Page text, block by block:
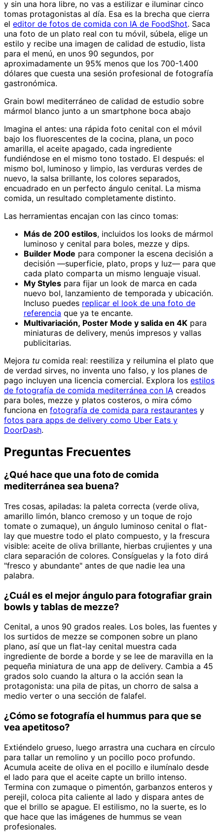
y sin una hora libre, no vas a estilizar e iluminar cinco
tomas protagonistas al día. Esa es la brecha que cierra
el editor de fotos de comida con IA de FoodShot. Saca
una foto de un plato real con tu móvil, súbela, elige un
estilo y recibe una imagen de calidad de estudio, lista
para el menú, en unos 90 segundos, por
aproximadamente un 95% menos que los 700-1.400
dólares que cuesta una sesión profesional de fotografía
gastronómica.
Grain bowl mediterráneo de calidad de estudio sobre
mármol blanco junto a un smartphone boca abajo
Imagina el antes: una rápida foto cenital con el móvil
bajo los fluorescentes de la cocina, plana, un poco
amarilla, el aceite apagado, cada ingrediente
fundiéndose en el mismo tono tostado. El después: el
mismo bol, luminoso y limpio, las verduras verdes de
nuevo, la salsa brillante, los colores separados,
encuadrado en un perfecto ángulo cenital. La misma
comida, un resultado completamente distinto.
Las herramientas encajan con las cinco tomas:
Más de 200 estilos, incluidos los looks de mármol
luminoso y cenital para boles, mezze y dips.
Builder Mode para componer la escena decisión a
decisión —superficie, plato, props y luz— para que
cada plato comparta un mismo lenguaje visual.
My Styles para fijar un look de marca en cada
nuevo bol, lanzamiento de temporada y ubicación.
Incluso puedes replicar el look de una foto de
referencia que ya te encante.
Multivariación, Poster Mode y salida en 4K para
miniaturas de delivery, menús impresos y vallas
publicitarias.
Mejora tu comida real: reestiliza y reilumina el plato que
de verdad sirves, no inventa uno falso, y los planes de
pago incluyen una licencia comercial. Explora los estilos
de fotografía de comida mediterránea con IA creados
para boles, mezze y platos costeros, o mira cómo
funciona en fotografía de comida para restaurantes y
fotos para apps de delivery como Uber Eats y
DoorDash.
Preguntas Frecuentes
¿Qué hace que una foto de comida
mediterránea sea buena?
Tres cosas, apiladas: la paleta correcta (verde oliva,
amarillo limón, blanco cremoso y un toque de rojo
tomate o zumaque), un ángulo luminoso cenital o flat-
lay que muestre todo el plato compuesto, y la frescura
visible: aceite de oliva brillante, hierbas crujientes y una
clara separación de colores. Consíguelas y la foto dirá
"fresco y abundante" antes de que nadie lea una
palabra.
¿Cuál es el mejor ángulo para fotografiar grain
bowls y tablas de mezze?
Cenital, a unos 90 grados reales. Los boles, las fuentes y
los surtidos de mezze se componen sobre un plano
plano, así que un flat-lay cenital muestra cada
ingrediente de borde a borde y se lee de maravilla en la
pequeña miniatura de una app de delivery. Cambia a 45
grados solo cuando la altura o la acción sean la
protagonista: una pila de pitas, un chorro de salsa a
medio verter o una sección de falafel.
¿Cómo se fotografía el hummus para que se
vea apetitoso?
Extiéndelo grueso, luego arrastra una cuchara en círculo
para tallar un remolino y un pocillo poco profundo.
Acumula aceite de oliva en el pocillo e ilumínalo desde
el lado para que el aceite capte un brillo intenso.
Termina con zumaque o pimentón, garbanzos enteros y
perejil, coloca pita caliente al lado y dispara antes de
que el brillo se apague. El estilismo, no la suerte, es lo
que hace que las imágenes de hummus se vean
profesionales.